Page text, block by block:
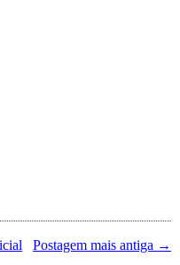
Postagem mais antiga →